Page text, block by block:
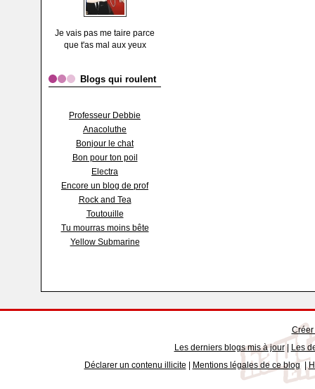
Je vais pas me taire parce
que t'as mal aux yeux
Blogs qui roulent
Professeur Debbie
Anacoluthe
Bonjour le chat
Bon pour ton poil
Electra
Encore un blog de prof
Rock and Tea
Toutouille
Tu mourras moins bête
Yellow Submarine
Les derniers blogs mis à jour| Les
Déclarer un contenu illicite
Mentions légales de ce blog|